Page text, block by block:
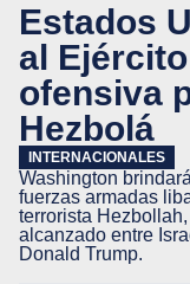
Estados
al
ofensiva
Hezbolá
INTERNACIONALES
Washington
fuerzas armadas
terrorista
alcanzado entre
Donald Trump.